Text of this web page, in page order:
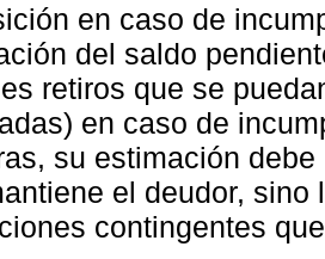
en caso de
del saldo
retiros que se
en caso de
su estimación
el deudor,
contingentes